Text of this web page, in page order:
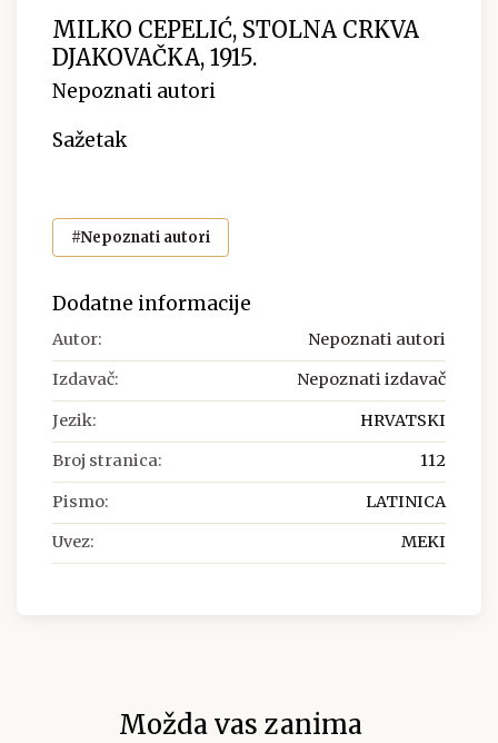
MILKO CEPELIĆ, STOLNA CRKVA
DJAKOVAČKA, 1915.
Nepoznati autori
Sažetak
#Nepoznati autori
Dodatne informacije
Autor: Nepoznati autori
Izdavač: Nepoznati izdavač
Jezik: HRVATSKI
Broj stranica: 112
Pismo: LATINICA
Uvez: MEKI
Možda vas zanima